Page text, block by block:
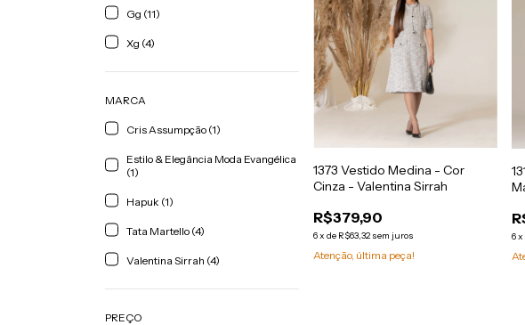
Gg (11)
Xg (4)
MARCA
Cris Assumpção (1)
Estilo & Elegância Moda Evangélica
(1)
Hapuk (1)
Tata Martello (4)
Valentina Sirrah (4)
PREÇO
1373 Vestido Medina - Cor
Cinza - Valentina Sirrah
R$379,90
6xde R$63,32 sem juros
Atenção, última peça!
6x